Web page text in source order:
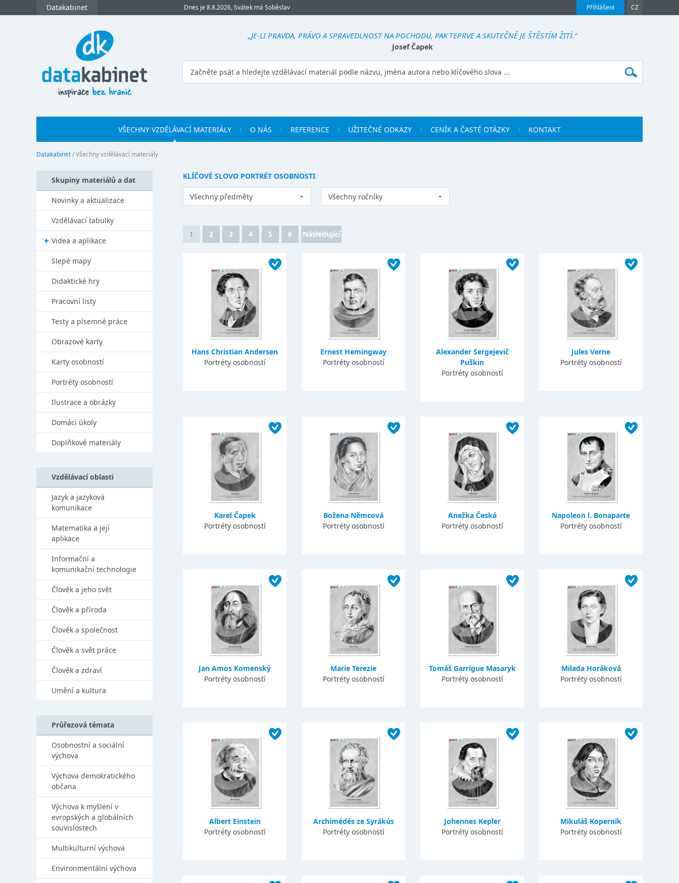
Přihlášení CZ
Datakabinet Dnes je 8.8.2026, Svátek má Soběslav
„JE-LI PRAVDA, PRÁVO A SPRAVEDLNOST NA POCHODU, PAK TEPRVE A SKUTEČNĚ JE ŠTĚSTÍM ŽITÍ.“
Josef Čapek
VŠECHNY VZDĚLÁVACÍ MATERIÁLY O NÁS REFERENCE UŽITEČNÉ ODKAZY CENÍK A ČASTÉ OTÁZKY KONTAKT
Datakabinet/Všechny vzdělávací materiály
KLÍČOVÉ SLOVO PORTRÉT OSOBNOSTI
Všechny předměty Všechny ročníky
1 2 3 4 5 6 Následující
Hans Christian Andersen
Portréty osobností
Ernest Hemingway
Portréty osobností
Alexander Sergejevič
Puškin
Portréty osobností
Jules Verne
Portréty osobností
Karel Čapek
Portréty osobností
Božena Němcová
Portréty osobností
Anežka Česká
Portréty osobností
Napoleon l. Bonaparte
Portréty osobností
Jan Amos Komenský
Portréty osobností
Marie Terezie
Portréty osobností
Tomáš Garrigue Masaryk
Portréty osobností
Milada Horáková
Portréty osobností
Albert Einstein
Portréty osobností
Archimédés ze Syrákús
Portréty osobností
Johennes Kepler
Portréty osobností
Mikuláš Koperník
Portréty osobností
Skupiny materiálů a dat
Novinky a aktualizace
Vzdělávací tabulky
Videa a aplikace
Slepé mapy
Didaktické hry
Pracovní listy
Testy a písemné práce
Obrazové karty
Karty osobností
Portréty osobností
Ilustrace a obrázky
Domácí úkoly
Doplňkové materiály
Vzdělávací oblasti
Jazyk a jazyková
komunikace
Matematika a její
aplikace
Informační a
komunikační technologie
Člověk a jeho svět
Člověk a příroda
Člověk a společnost
Člověk a svět práce
Člověk a zdraví
Umění a kultura
Průřezová témata
Osobnostní a sociální
výchova
Výchova demokratického
občana
Výchova k myšlení v
evropských a globálních
souvislostech
Multikulturní výchova
Environmentální výchova